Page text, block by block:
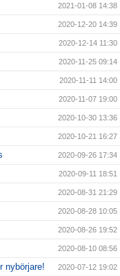
2021-01-08 14:38
2020-12-20 14:39
2020-12-14 11:30
2020-11-25 09:14
2020-11-11 14:00
2020-11-07 19:00
2020-10-30 13:36
2020-10-21 16:27
2020-09-26 17:34
2020-09-11 18:51
2020-08-31 21:29
2020-08-28 10:05
2020-08-26 19:52
2020-08-10 08:56
nybörjare! 2020-07-12 19:02